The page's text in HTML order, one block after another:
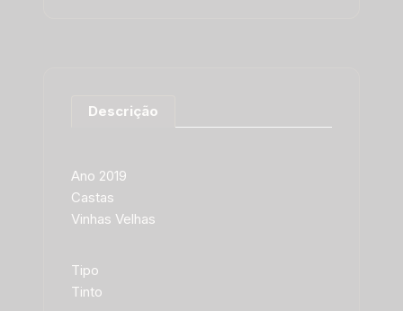
Descrição
Ano 2019
Castas
Vinhas Velhas
Tipo
Tinto